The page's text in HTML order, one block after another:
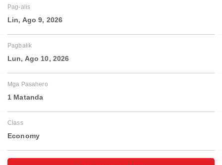
Pag-alis
Lin, Ago 9, 2026
Pagbalik
Lun, Ago 10, 2026
Mga Pasahero
1 Matanda
Class
Economy